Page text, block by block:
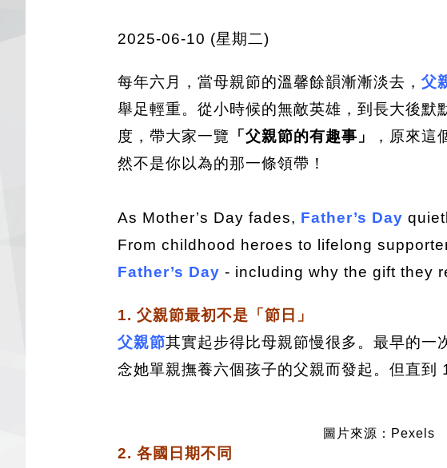
2025-06-10 (星期二)
每年六月，當母親節的溫馨餘韻漸漸淡去， 父
舉足輕重。從小時候的無敵英雄，到長大後默
度，帶大家一覽 「父親節的有趣事」
，原來
然不是你以為的那一條領帶！
As Mother’s Day fades, Father’s Day
From childhood heroes to lifelong
Father’s Day - including why the gift they
1. 父親節最初不是「節日」
父親節其實起步得比母親節慢很多。最早的一
念她單親撫養六個孩子的父親而發起。但直到
圖片來源：Pexels
2. 各國日期不同